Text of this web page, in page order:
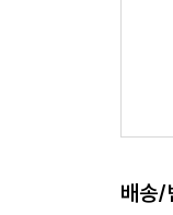
배송/